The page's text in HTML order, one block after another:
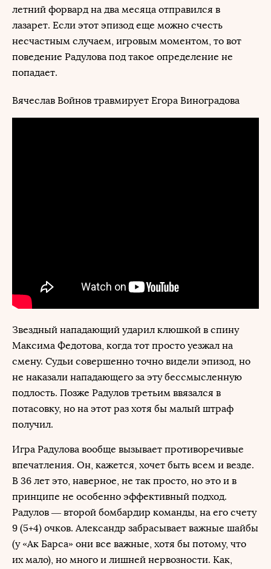
летний форвард на два месяца отправился в
лазарет. Если этот эпизод еще можно счесть
несчастным случаем, игровым моментом, то вот
поведение Радулова под такое определение не
попадает.
Вячеслав Войнов травмирует Егора Виноградова
Звездный нападающий ударил клюшкой в спину
Максима Федотова, когда тот просто уезжал на
смену. Судьи совершенно точно видели эпизод, но
не наказали нападающего за эту бессмысленную
подлость. Позже Радулов третьим ввязался в
потасовку, но на этот раз хотя бы малый штраф
получил.
Игра Радулова вообще вызывает противоречивые
впечатления. Он, кажется, хочет быть всем и везде.
В 36 лет это, наверное, не так просто, но это и в
принципе не особенно эффективный подход.
Радулов — второй бомбардир команды, на его счету
9 (5+4) очков. Александр забрасывает важные шайбы
(у «Ак Барса» они все важные, хотя бы потому, что
их мало), но много и лишней нервозности. Как,